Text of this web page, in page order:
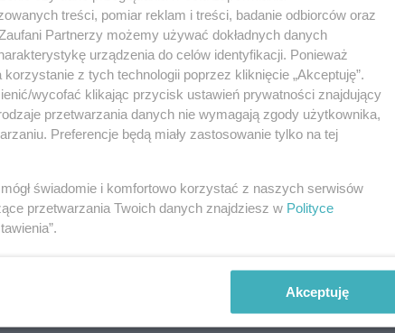
sposób – mimo że
jego głos się
treści, pomiar reklam i treści, badanie odbiorców oraz
Partnerzy możemy używać dokładnych danych
urządzenia do celów identyfikacji. Ponieważ
z tych technologii poprzez kliknięcie „Akceptuję”.
wycofać klikając przycisk ustawień prywatności znajdujący
przetwarzania danych nie wymagają zgody użytkownika,
Preferencje będą miały zastosowanie tylko na tej
świadomie i komfortowo korzystać z naszych serwisów
przetwarzania Twoich danych znajdziesz w Polityce
Akceptuję